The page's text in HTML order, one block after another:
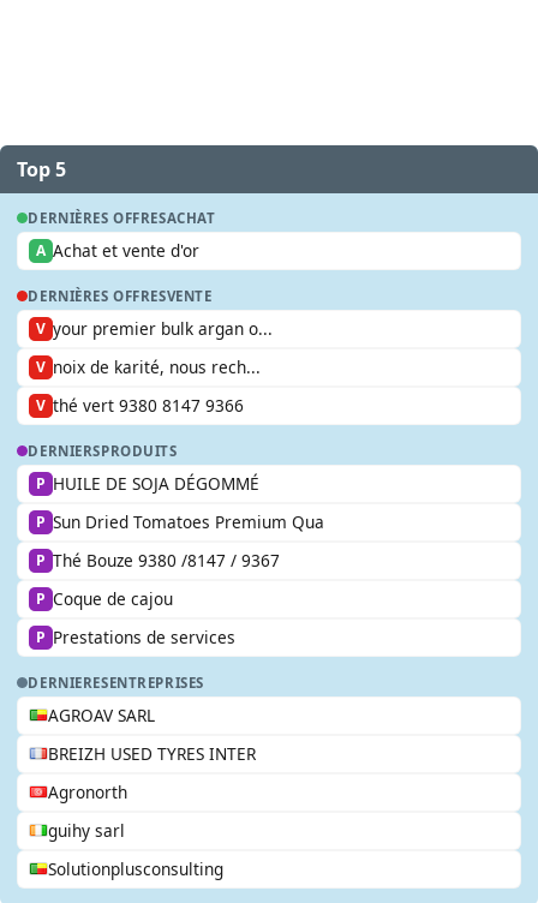
Top 5
DERNIÈRES OFFRESACHAT
A Achat et vente d'or
DERNIÈRES OFFRESVENTE
V your premier bulk argan o...
V noix de karité, nous rech...
V thé vert 9380 8147 9366
DERNIERSPRODUITS
P HUILE DE SOJA DÉGOMMÉ
P Sun Dried Tomatoes Premium Qua
P Thé Bouze 9380 /8147 / 9367
P Coque de cajou
P Prestations de services
DERNIERESENTREPRISES
AGROAV SARL
BREIZH USED TYRES INTER
Agronorth
guihy sarl
Solutionplusconsulting